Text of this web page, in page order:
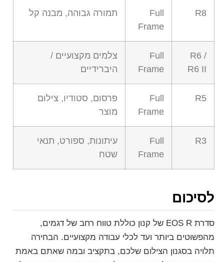
R8
Full
Frame
תמורה גבוהה, מבנה קל
R6 /
R6 II
Full
Frame
צלמים מקצועיים /
היברידיים
R5
Full
Frame
פרסום, סטודיו, צילום
מוצר
R3
Full
Frame
עיתונות, ספורט, תנאי
שטח
לסיכום
סדרת EOS R של קנון כוללת טווח רחב של דגמים,
מהפשוטים ביותר ועד לכלי עבודה מקצועיים. הבחירה
תלויה בסגנון הצילום שלכם, בתקציב ובמה שאתם באמת